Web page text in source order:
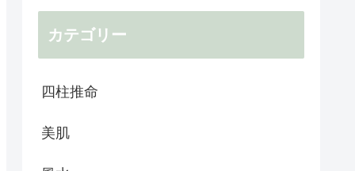
カテゴリー
四柱推命
美肌